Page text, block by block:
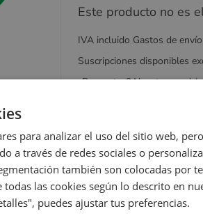
Este producto no es
IVA incluido Gastos de
Suscripciones disponibles
¿Preguntas? Nuestro
Descripción
para analizar el uso del sitio web,
a través de redes sociales o
también son colocadas por
las cookies según lo descrito en
puedes ajustar tus preferencias.